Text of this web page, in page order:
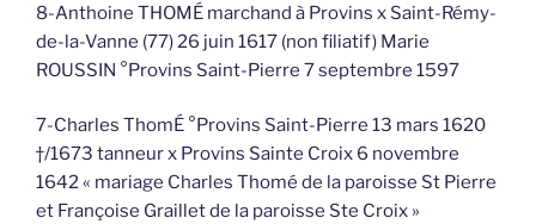
8-Anthoine THOMÉ marchand à Provins x Saint-Rémy-
de-la-Vanne (77) 26 juin 1617 (non filiatif) Marie
ROUSSIN °Provins Saint-Pierre 7 septembre 1597
7-Charles ThomÉ °Provins Saint-Pierre 13 mars 1620
†/1673 tanneur x Provins Sainte Croix 6 novembre
1642 « mariage Charles Thomé de la paroisse St Pierre
et Françoise Graillet de la paroisse Ste Croix »